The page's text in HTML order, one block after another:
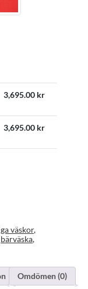
3,695.00 kr
3,695.00 kr
väskor,
bärväska,
Omdömen (0)